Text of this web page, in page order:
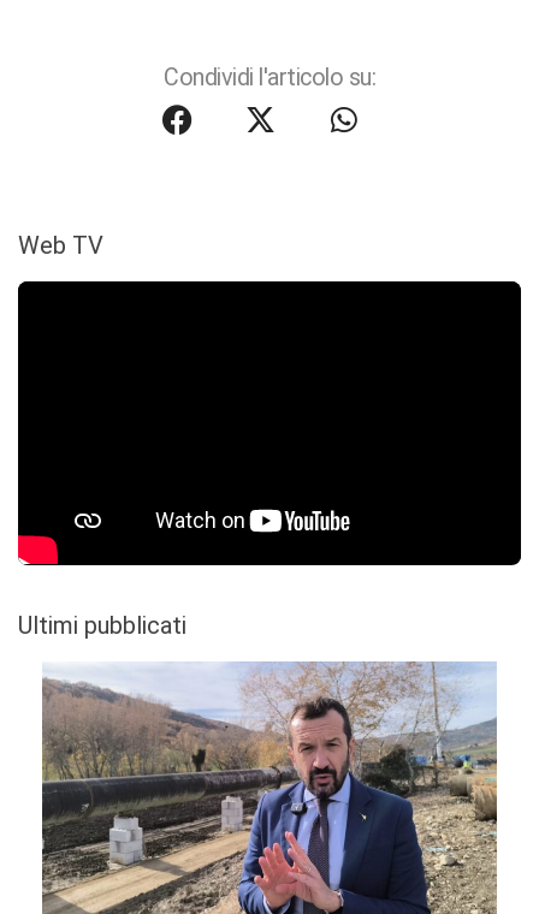
Condividi l'articolo su:
Web TV
Ultimi pubblicati